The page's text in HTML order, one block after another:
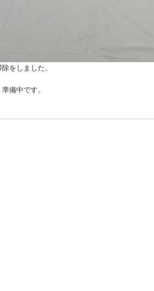
をしました。
備中です。